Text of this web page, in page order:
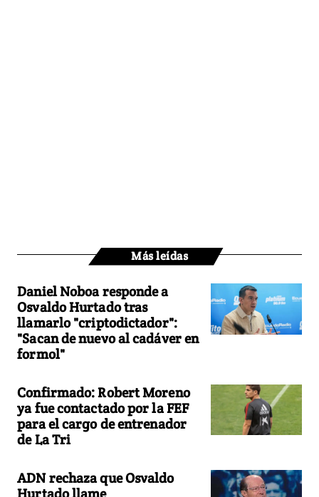
Más leídas
Daniel Noboa responde a
Osvaldo Hurtado tras
llamarlo "criptodictador":
"Sacan de nuevo al cadáver en
formol"
Confirmado: Robert Moreno
ya fue contactado por la FEF
para el cargo de entrenador
de La Tri
ADN rechaza que Osvaldo
Hurtado llame